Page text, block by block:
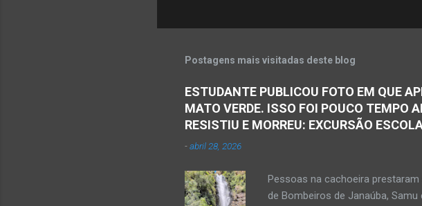
e
t
á
o
s
Postagens mais visitadas deste blog
ESTUDANTE PUBLICOU FOTO EM QUE
MATO VERDE. ISSO FOI POUCO TEMPO
RESISTIU E MORREU: EXCURSÃO
-abril 28, 2026
Pessoas na cachoeira
de Bombeiros de Janaúba,